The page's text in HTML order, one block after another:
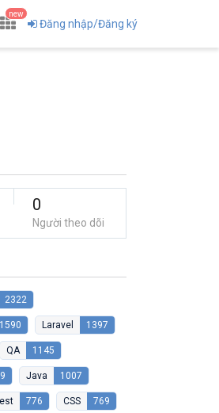
new
Đăng nhập/Đăng ký
0
Người theo dõi
2322
1590 Laravel 1397
QA 1145
Java 1007
776 CSS 769